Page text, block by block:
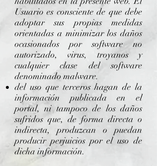
Usuario es consciente de que debe
adoptar sus propias medidas
orientadas a minimizar los daños
ocasionados por software no
autorizado, virus, troyanos y
cualquier clase del software
denominado malware.
del uso que terceros hagan de la
información publicada en el
portal, ni tampoco de los daños
sufridos que, de forma directa o
indirecta, produzcan o puedan
producir perjuicios por el uso de
dicha información.